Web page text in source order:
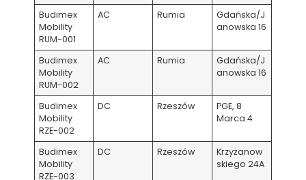
Budimex
Mobility
RUM-001
AC Rumia
Gdańska/J
anowska 16
Budimex
Mobility
RUM-002
AC Rumia
Gdańska/J
anowska 16
Budimex
Mobility
RZE-002
DC Rzeszów
PGE, 8
Marca 4
Budimex
Mobility
RZE-003
DC Rzeszów
Krzyżanow
skiego 24A